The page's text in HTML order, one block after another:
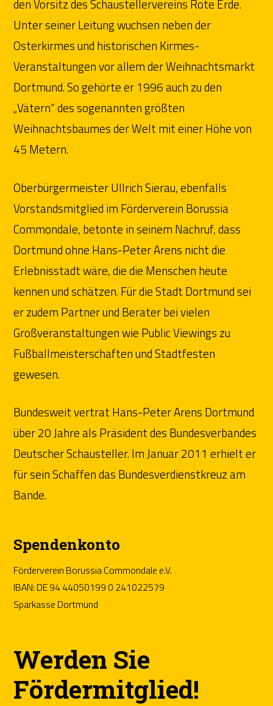
den Vorsitz des Schaustellervereins Rote Erde.
Unter seiner Leitung wuchsen neben der
Osterkirmes und historischen Kirmes-
Veranstaltungen vor allem der Weihnachtsmarkt
Dortmund. So gehörte er 1996 auch zu den
„Vätern“ des sogenannten größten
Weihnachtsbaumes der Welt mit einer Höhe von
45 Metern.
Oberbürgermeister Ullrich Sierau, ebenfalls
Vorstandsmitglied im Förderverein Borussia
Commondale, betonte in seinem Nachruf, dass
Dortmund ohne Hans-Peter Arens nicht die
Erlebnisstadt wäre, die die Menschen heute
kennen und schätzen. Für die Stadt Dortmund sei
er zudem Partner und Berater bei vielen
Großveranstaltungen wie Public Viewings zu
Fußballmeisterschaften und Stadtfesten
gewesen.
Bundesweit vertrat Hans-Peter Arens Dortmund
über 20 Jahre als Präsident des Bundesverbandes
Deutscher Schausteller. Im Januar 2011 erhielt er
für sein Schaffen das Bundesverdienstkreuz am
Bande.
Spendenkonto
Förderverein Borussia Commondale e.V.
IBAN: DE 94 44050199 0 241022579
Sparkasse Dortmund
Werden Sie
Fördermitglied!